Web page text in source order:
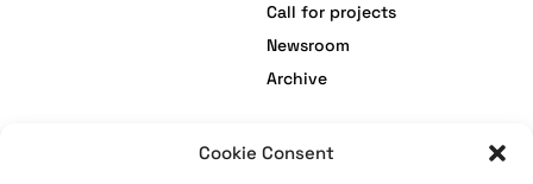
Cookie Consent
Call for projects
Newsroom
Archive